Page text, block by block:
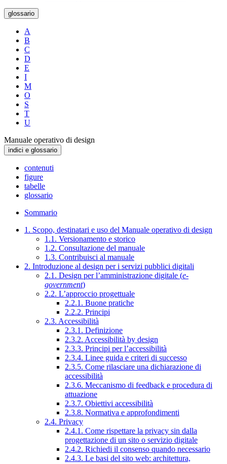
glossario
A
B
C
D
E
I
M
O
S
T
U
Manuale operativo di design
indici e glossario
contenuti
figure
tabelle
glossario
Sommario
1. Scopo, destinatari e uso del Manuale operativo di design
1.1. Versionamento e storico
1.2. Consultazione del manuale
1.3. Contribuisci al manuale
2. Introduzione al design per i servizi pubblici digitali
2.1. Design per l’amministrazione digitale (e-
government)
2.2. L’approccio progettuale
2.2.1. Buone pratiche
2.2.2. Principi
2.3. Accessibilità
2.3.1. Definizione
2.3.2. Accessibilità by design
2.3.3. Principi per l’accessibilità
2.3.4. Linee guida e criteri di successo
2.3.5. Come rilasciare una dichiarazione di
accessibilità
2.3.6. Meccanismo di feedback e procedura di
attuazione
2.3.7. Obiettivi accessibilità
2.3.8. Normativa e approfondimenti
2.4. Privacy
2.4.1. Come rispettare la privacy sin dalla
progettazione di un sito o servizio digitale
2.4.2. Richiedi il consenso quando necessario
2.4.3. Le basi del sito web: architettura,